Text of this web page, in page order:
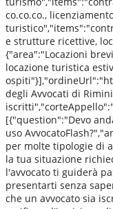
co.co.co.,
e strutture ricettive,
{"area":"Locazioni
locazione turistica
degli Avvocati di
[{"question":"Devo
uso
per molte tipologie di
la tua situazione
l'avvocato ti guiderà
presentarti senza
che un avvocato sia